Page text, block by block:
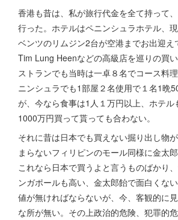
香港も昔は、私が旅行代金を全て持って
行った。ホテルはペニンシュラホテル、
ベンツのリムジン2台が空港までお出迎え
Tim Lung Heenなどの高級店を巡りの買
ストランでも当時は一卓８名でコース料
ニンシュラでも1部屋２名使用で１名1晩
が、今なら食事は1人１万円以上、ホテル
1000万円買って貰っても合わない。
それに昔は日本でも買えない掘り出し物
まらないフィリピンのモール同様に金太郎
これなら日本で買うよと言うものばかり
ンガポールも高い、金太郎飴で面白くな
値が無ければならないが、今、客観的に
な所が無い。その上政治的危険、犯罪的危